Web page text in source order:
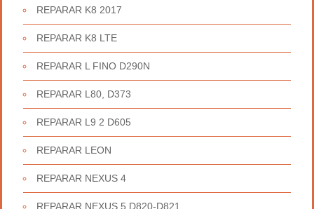
REPARAR K8 2017
REPARAR K8 LTE
REPARAR L FINO D290N
REPARAR L80, D373
REPARAR L9 2 D605
REPARAR LEON
REPARAR NEXUS 4
REPARAR NEXUS 5 D820-D821